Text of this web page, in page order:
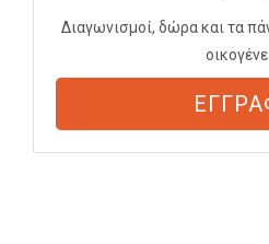
Διαγωνισμοί, δώρα και τα